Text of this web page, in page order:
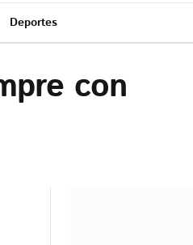
Deportes
con